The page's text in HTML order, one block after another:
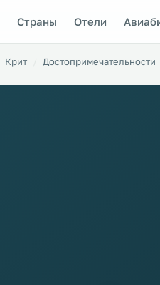
Страны Отели
Крит Достопримечательности